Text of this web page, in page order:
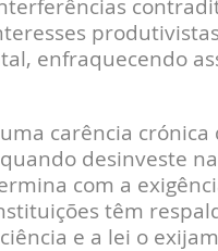
enfraquecendo
carência
desinveste
com a
têm
e a lei o